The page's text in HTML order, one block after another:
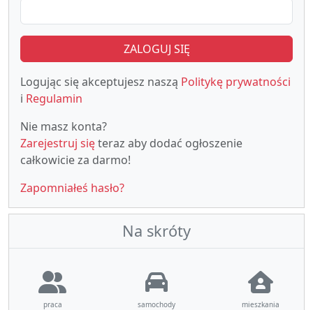
ZALOGUJ SIĘ
Logując się akceptujesz naszą Politykę prywatności
i Regulamin
Nie masz konta?
Zarejestruj sięteraz aby dodać ogłoszenie
całkowicie za darmo!
Zapomniałeś hasło?
Na skróty
praca samochody mieszkania